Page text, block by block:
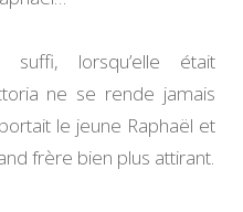
lorsqu’elle était
ne se rende jamais
le jeune Raphaël et
frère bien plus attirant.